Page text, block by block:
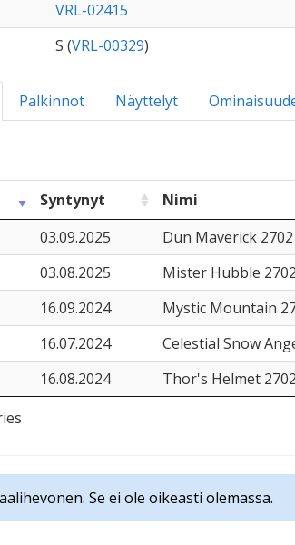
VRL-02415
S (VRL-00329)
Palkinnot Näyttelyt
Syntynyt Nimi
03.09.2025 Dun Maverick 2702
03.08.2025 Mister Hubble 2702
16.09.2024 Mystic Mountain
16.07.2024 Celestial Snow
16.08.2024 Thor's Helmet 2702
Se ei ole oikeasti olemassa.